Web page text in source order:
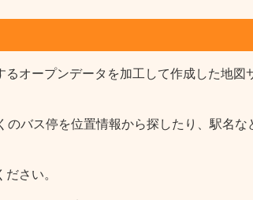
オープンデータを加工して作成した地図
バス停を位置情報から探したり、駅名
さい。